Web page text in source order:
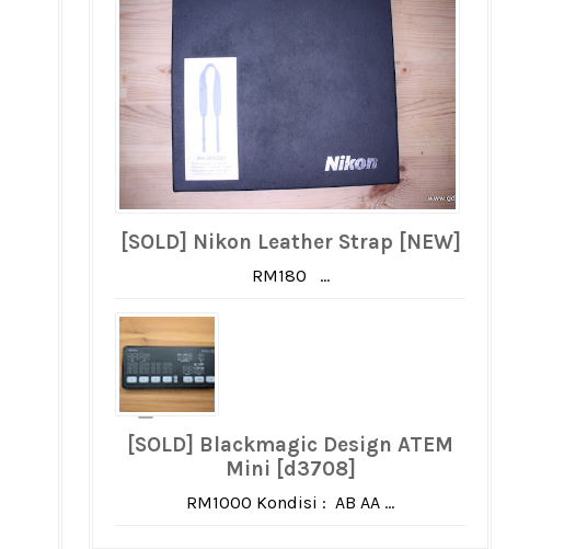
[SOLD] Nikon Leather Strap [NEW]
RM180 ...
[SOLD] Blackmagic Design ATEM
Mini [d3708]
RM1000 Kondisi : AB AA ...